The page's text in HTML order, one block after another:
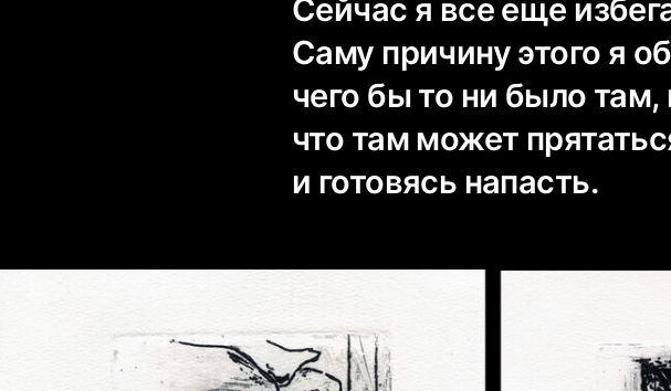
Сейчас я все еще
Саму причину этого я
чего бы то ни было
что там может
и готовясь напасть.